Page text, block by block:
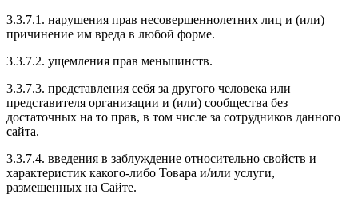
3.3.7.1. нарушения прав несовершеннолетних лиц и (или)
причинение им вреда в любой форме.
3.3.7.2. ущемления прав меньшинств.
3.3.7.3. представления себя за другого человека или
представителя организации и (или) сообщества без
достаточных на то прав, в том числе за сотрудников данного
сайта.
3.3.7.4. введения в заблуждение относительно свойств и
характеристик какого-либо Товара и/или услуги,
размещенных на Сайте.